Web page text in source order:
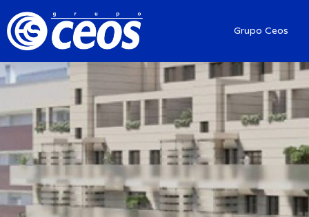
Grupo Ceos